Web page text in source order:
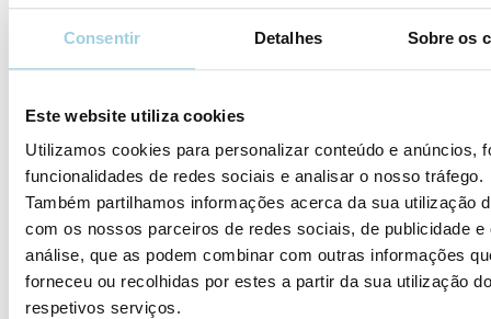
Consentir Detalhes Sobre os
Este website utiliza cookies
Utilizamos cookies para personalizar conteúdo e anúncios,
funcionalidades de redes sociais e analisar o nosso tráfego.
Também partilhamos informações acerca da sua utilização
com os nossos parceiros de redes sociais, de publicidade e
análise, que as podem combinar com outras informações
forneceu ou recolhidas por estes a partir da sua utilização
respetivos serviços.
SERÃO RESPONSÁVEIS
POR QUAISQUER
QUALQUER
CONTEÚDO, SERVIÇOS
FORNECIDOS POR OU
NOS NOSSOS SITES
(«ESTA PROTEÇÃO»).
INCLUI TODAS AS